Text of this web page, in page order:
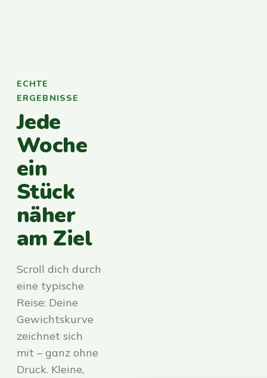
ECHTE
ERGEBNISSE
Jede
Woche
ein
Stück
näher
am Ziel
Scroll dich durch
eine typische
Reise: Deine
Gewichtskurve
zeichnet sich
mit – ganz ohne
Druck. Kleine,